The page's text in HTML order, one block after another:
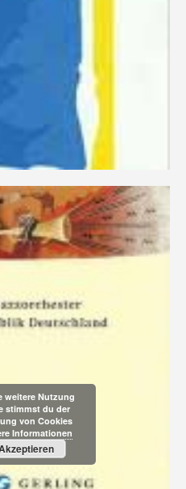
weitere Nutzung
stimmst du der
von Cookies
Informationen